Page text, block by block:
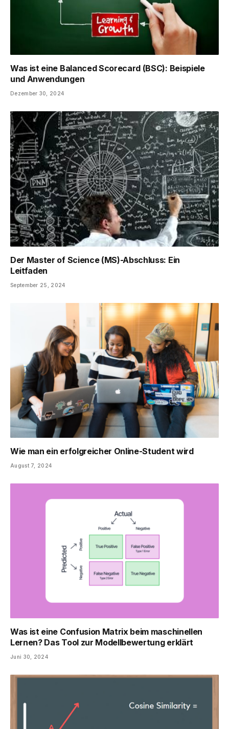
Was ist eine Balanced Scorecard (BSC): Beispiele
und Anwendungen
Dezember 30, 2024
Der Master of Science (MS)-Abschluss: Ein
Leitfaden
September 25, 2024
Wie man ein erfolgreicher Online-Student wird
August 7, 2024
Was ist eine Confusion Matrix beim maschinellen
Lernen? Das Tool zur Modellbewertung erklärt
Juni 30, 2024